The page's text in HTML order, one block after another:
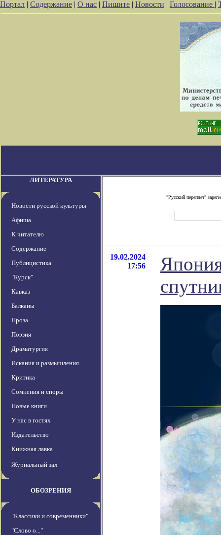
Портал | Содержание | О нас | Пишите | Новости | Голосование |
ЛИТЕРАТУРА
Новости русской культуры
Афиша
К читателю
Содержание
Публицистика
"Курск"
Кавказ
Балканы
Проза
Поэзия
Драматургия
Искания и размышления
Критика
Сомнения и споры
Новые книги
У нас в гостях
Издательство
Книжная лавка
Журнальный зал
ОБОЗРЕНИЯ
"Классики и современники"
"Слово о..."
"Русский переплет"
19.02.2024
17:56